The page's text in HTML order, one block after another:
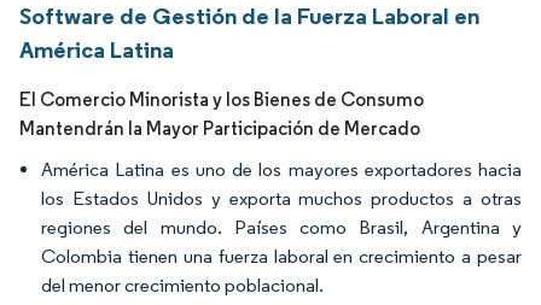
Software de Gestión de la Fuerza Laboral en
América Latina
El Comercio Minorista y los Bienes de Consumo
Mantendrán la Mayor Participación de Mercado
América Latina es uno de los mayores exportadores hacia
los Estados Unidos y exporta muchos productos a otras
regiones del mundo. Países como Brasil, Argentina y
Colombia tienen una fuerza laboral en crecimiento a pesar
del menor crecimiento poblacional.